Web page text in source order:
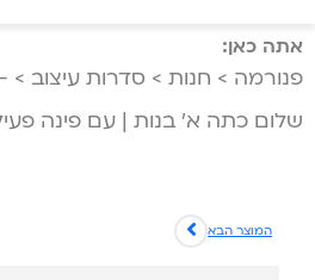
אתה כאן:
פנורמה > חנות > סדרות עיצוב >
שלום כתה א’ בנות | עם פינה
המוצר הבא